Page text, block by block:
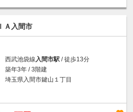
Ａ入間市
西武池袋線入間市駅 / 徒歩13分
築年3年 / 3階建
埼玉県入間市鍵山１丁目